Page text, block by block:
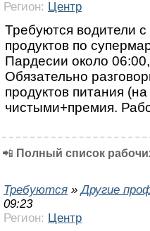
Регион: Центр
Требуются водители
продуктов по
Пардесии около
Обязательно
продуктов питания
чистыми+премия.
📲 Полный список
Требуются »Другие
09:23
Регион: Центр